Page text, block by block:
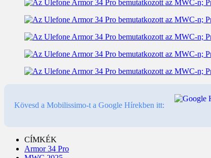
Kövesd a Mobilissimo-t a Google Hírekben itt:
CÍMKÉK
Armor 34 Pro